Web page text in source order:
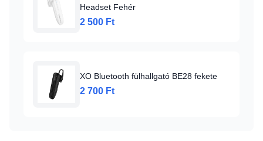
Headset Fehér
2 500 Ft
XO Bluetooth fülhallgató BE28 fekete
2 700 Ft